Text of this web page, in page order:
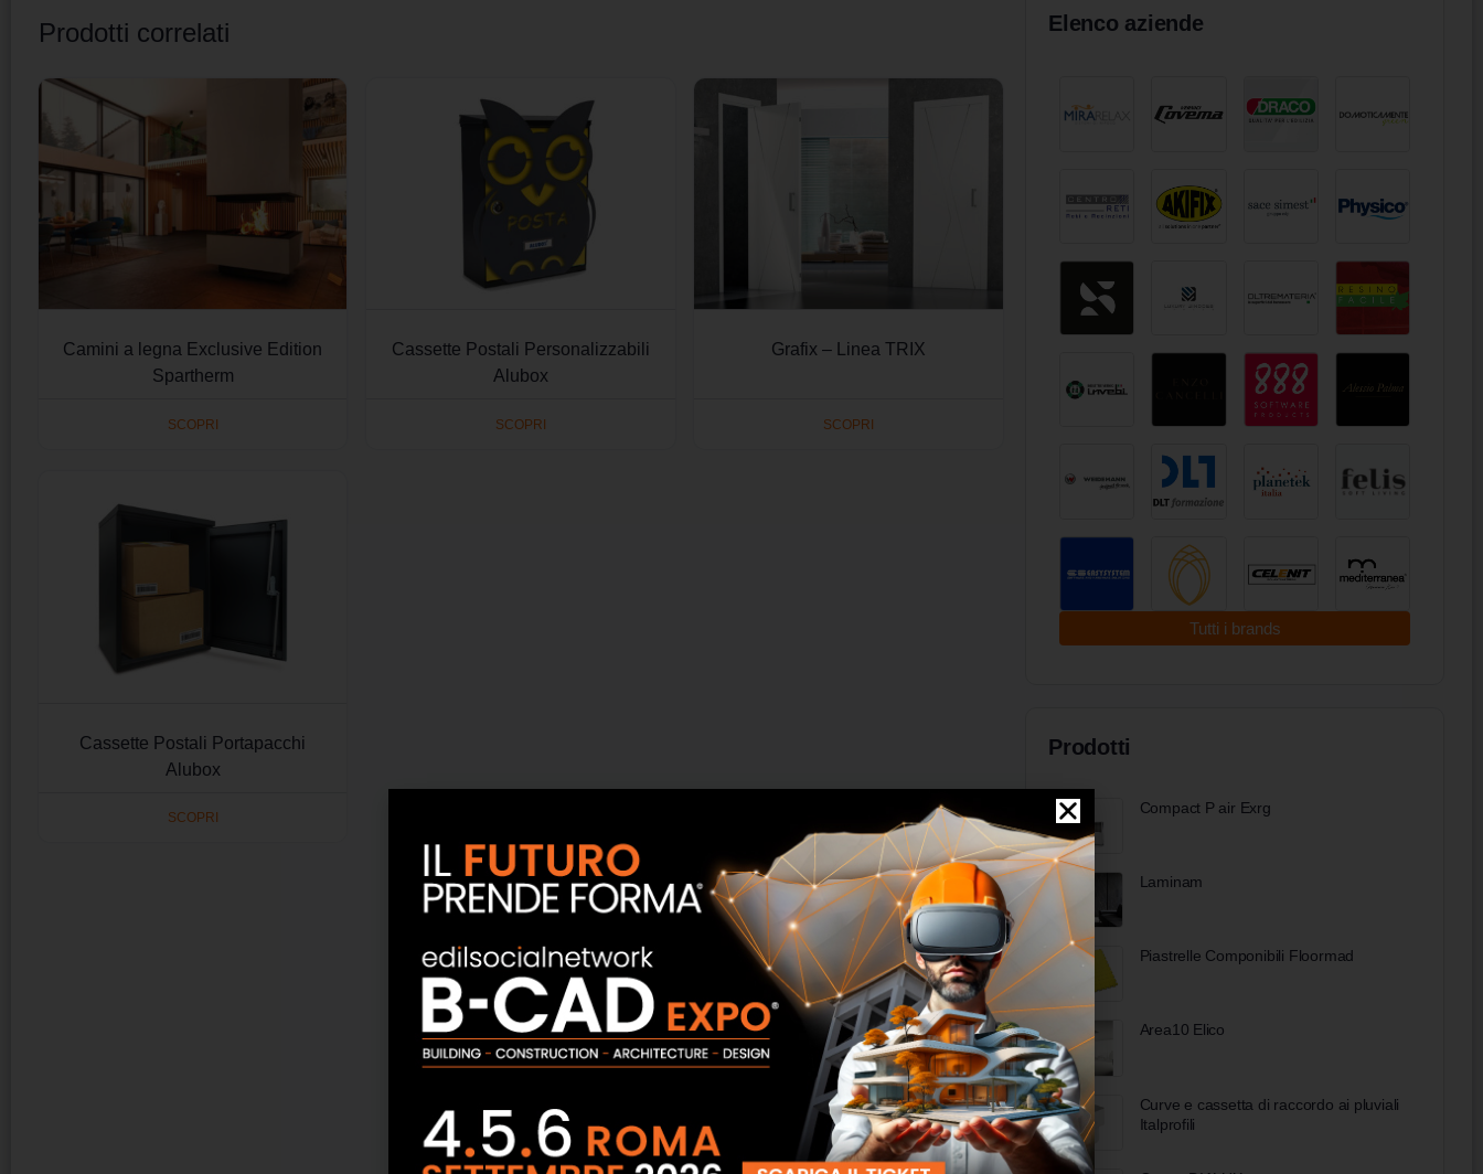
Prodotti correlati
Camini a legna Exclusive Edition
Spartherm
SCOPRI
Cassette Postali Personalizzabili
Alubox
SCOPRI
Grafix – Linea TRIX
SCOPRI
Cassette Postali Portapacchi
Alubox
SCOPRI
Elenco aziende
Tutti i brands
Prodotti
Compact P air Exrg
Laminam
Piastrelle Componibili Floormad
Area10 Elico
Curve e cassetta di raccordo ai pluviali
Italprofili